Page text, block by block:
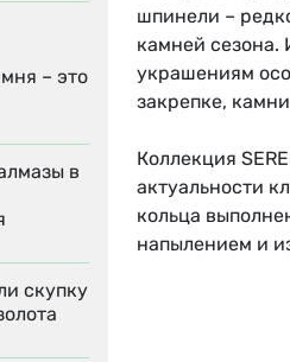
– это
в
скупку
шпинели –
камней
украшениям
закрепке,
Коллекция
актуальности
кольца
напылением и